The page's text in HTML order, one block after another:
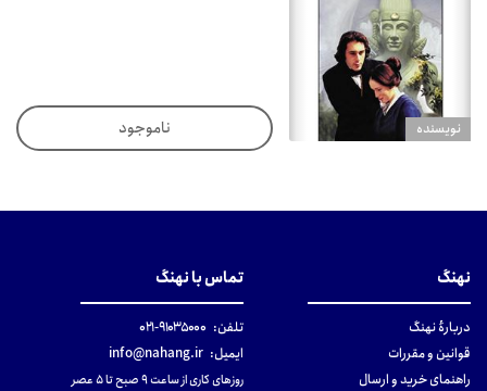
نويسنده ناموجود
نهنگ
دربارهٔ نهنگ
قوانین و مقررات
راهنمای خرید و ارسال
تماس با نهنگ
تلفن: ۹۱۰۳۵۰۰۰-۰۲۱
ایمیل: info@nahang.ir
روزهای کاری از ساعت ۹ صبح تا ۵ عصر